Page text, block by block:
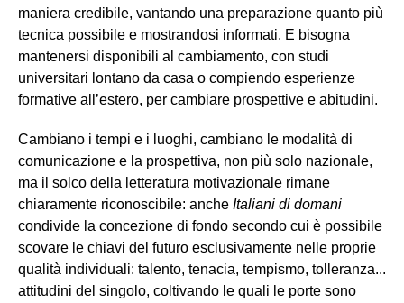
maniera credibile, vantando una preparazione quanto più
tecnica possibile e mostrandosi informati. E bisogna
mantenersi disponibili al cambiamento, con studi
universitari lontano da casa o compiendo esperienze
formative all’estero, per cambiare prospettive e abitudini.
Cambiano i tempi e i luoghi, cambiano le modalità di
comunicazione e la prospettiva, non più solo nazionale,
ma il solco della letteratura motivazionale rimane
chiaramente riconoscibile: anche Italiani di domani
condivide la concezione di fondo secondo cui è possibile
scovare le chiavi del futuro esclusivamente nelle proprie
qualità individuali: talento, tenacia, tempismo, tolleranza...
attitudini del singolo, coltivando le quali le porte sono